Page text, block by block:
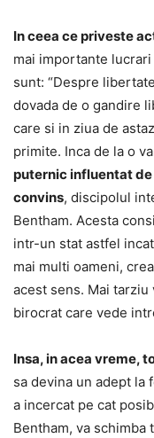
In ceea ce priveste
mai importante
sunt: “Despre
dovada de o gandire
care si in ziua de
primite. Inca de la o
puternic influentat
convins, discipolul
Bentham. Acesta
intr-un stat astfel
mai multi oameni,
acest sens. Mai
birocrat care vede
Insa, in acea vreme,
sa devina un adept la
a incercat pe cat
Bentham, va